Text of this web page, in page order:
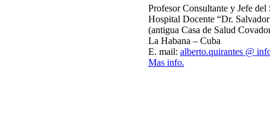
Profesor Consultante y Jefe
Hospital Docente “Dr.
(antigua Casa de Salud
La Habana – Cuba
E. mail: alberto.quirantes @
Mas info.